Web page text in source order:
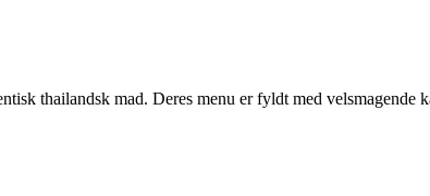
thailandsk mad. Deres menu er fyldt med